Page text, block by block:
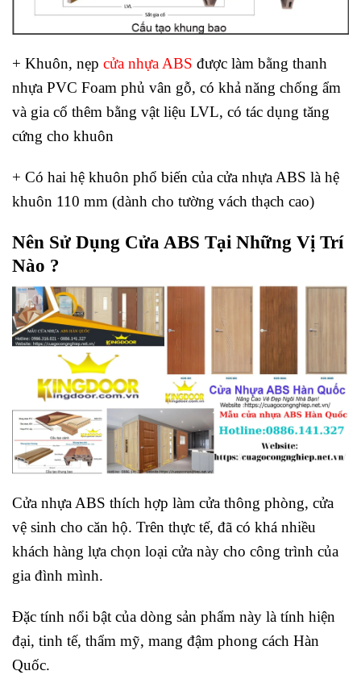
+ Khuôn, nẹp cửa nhựa ABS được làm bằng thanh
nhựa PVC Foam phủ vân gỗ, có khả năng chống ẩm
và gia cố thêm bằng vật liệu LVL, có tác dụng tăng
cứng cho khuôn
+ Có hai hệ khuôn phổ biến của cửa nhựa ABS là hệ
khuôn 110 mm (dành cho tường vách thạch cao)
Nên Sử Dụng Cửa ABS Tại Những Vị Trí
Nào ?
Cửa nhựa ABS thích hợp làm cửa thông phòng, cửa
vệ sinh cho căn hộ. Trên thực tế, đã có khá nhiều
khách hàng lựa chọn loại cửa này cho công trình của
gia đình mình.
Đặc tính nổi bật của dòng sản phẩm này là tính hiện
đại, tinh tế, thẩm mỹ, mang đậm phong cách Hàn
Quốc.